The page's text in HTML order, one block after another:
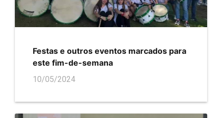
Festas e outros eventos marcados para
este fim-de-semana
10/05/2024